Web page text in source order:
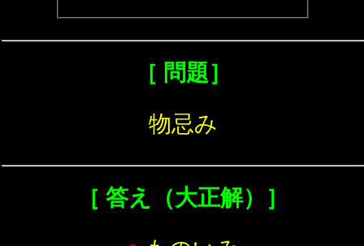
［ 問題］
物忌み
［ 答え（大正解）］